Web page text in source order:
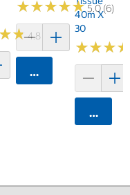
★★
★★4.8 (250)
기
★★★★★
★★★★★5.0 (6)
카트에 담기
40m X
30
★★★
★★★
카트에